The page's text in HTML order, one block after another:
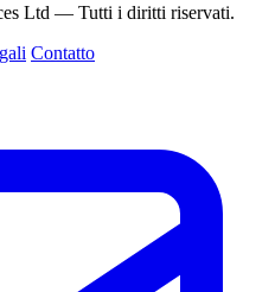
Ltd — Tutti i diritti riservati.
Contatto